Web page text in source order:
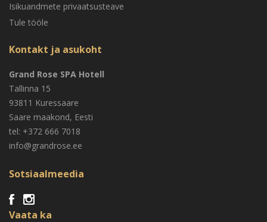
Isikuandmete privaatsusteave
Tule tööle
Kontakt ja asukoht
Grand Rose SPA Hotell
Tallinna 15
93811 Kuressaare
Saare maakond, Eesti
tel: +372 666 7018
info@grandrose.ee
Sotsiaalmeedia
Vaata ka